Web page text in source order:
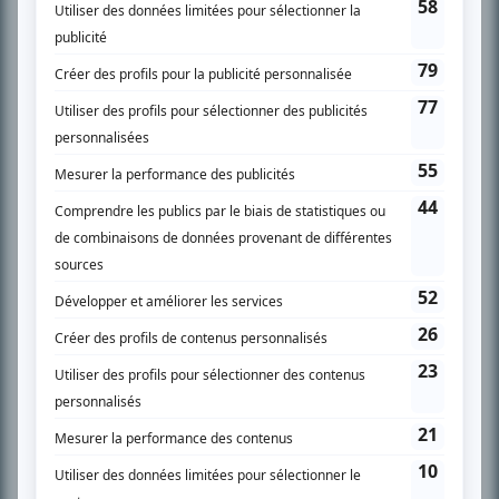
SUR LE RÉSEAU BIZZ MÉDIA
PLAN DU SITE
Accueil
Liste des oeuvres
Recherche avancée
À propos
Nous contacter
Termes et conditions
Politique de confidentialité
Gestion du consentement